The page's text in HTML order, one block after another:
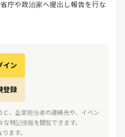
庁や政治家へ提出し報告を行な
イン
登録
と、企業担当者の連絡先や、イベン
特記情報を閲覧できます。
ます。